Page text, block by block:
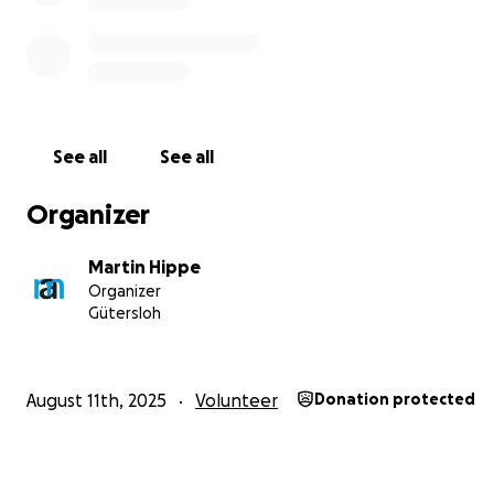
See all See all
Organizer
Martin Hippe
Organizer
Gütersloh
August 11th, 2025 Volunteer Donation protected